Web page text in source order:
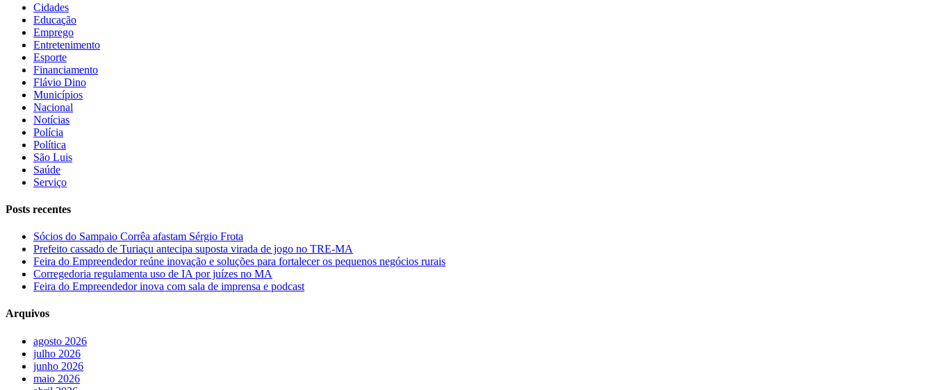
Cidades
Educação
Emprego
Entretenimento
Esporte
Financiamento
Flávio Dino
Municípios
Nacional
Notícias
Polícia
Política
São Luis
Saúde
Serviço
Posts recentes
Sócios do Sampaio Corrêa afastam Sérgio Frota
Prefeito cassado de Turiaçu antecipa suposta virada de jogo no TRE-MA
Feira do Empreendedor reúne inovação e soluções para fortalecer os pequenos negócios rurais
Corregedoria regulamenta uso de IA por juízes no MA
Feira do Empreendedor inova com sala de imprensa e podcast
Arquivos
agosto 2026
julho 2026
junho 2026
maio 2026